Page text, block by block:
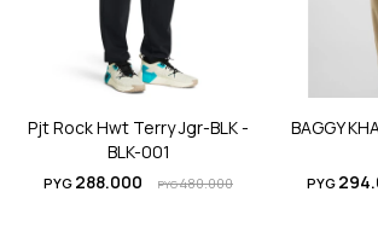
Pjt Rock Hwt Terry Jgr-BLK -
BLK-001
PYG 288.000 PYG480.000
BAGGY
PYG